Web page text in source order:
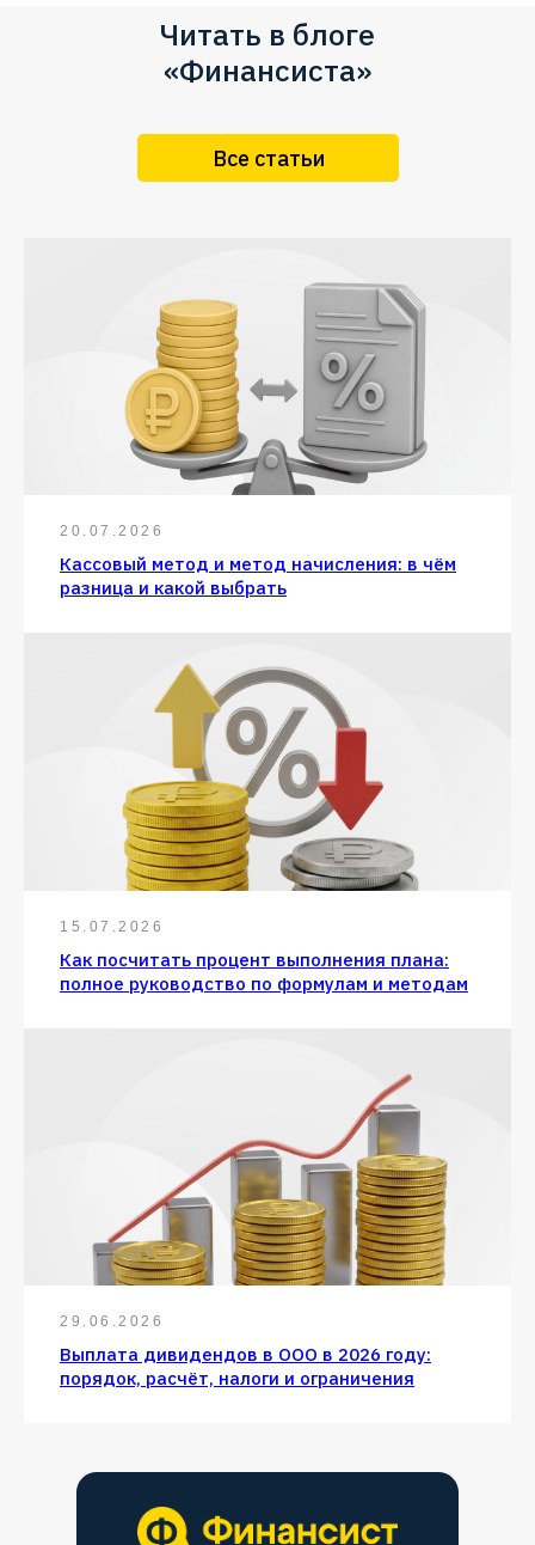
Все статьи
Читать в блоге
«Финансиста»
20.07.2026
Кассовый метод и метод начисления: в чём
разница и какой выбрать
15.07.2026
Как посчитать процент выполнения плана:
полное руководство по формулам и методам
29.06.2026
Выплата дивидендов в ООО в 2026 году:
порядок, расчёт, налоги и ограничения